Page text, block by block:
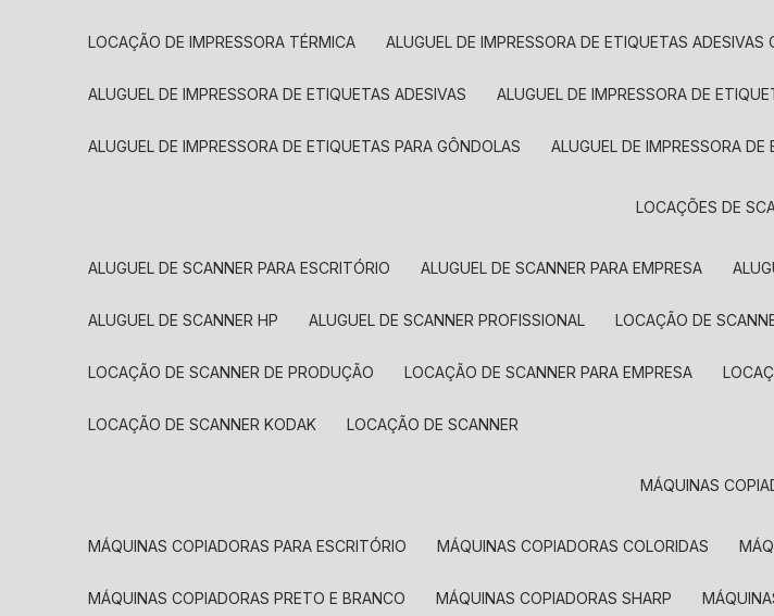
LOCAÇÃO DE IMPRESSORA TÉRMICA ALUGUEL DE IMPRESSORA DE ETIQUETAS ADESIVAS
ALUGUEL DE IMPRESSORA DE ETIQUETAS ADESIVAS ALUGUEL DE IMPRESSORA DE
ALUGUEL DE IMPRESSORA DE ETIQUETAS PARA GÔNDOLAS ALUGUEL DE IMPRESSORA
LOCAÇÕES DE
ALUGUEL DE SCANNER PARA ESCRITÓRIO ALUGUEL DE SCANNER PARA EMPRESA
ALUGUEL DE SCANNER HP ALUGUEL DE SCANNER PROFISSIONAL LOCAÇÃO DE
LOCAÇÃO DE SCANNER DE PRODUÇÃO LOCAÇÃO DE SCANNER PARA EMPRESA
LOCAÇÃO DE SCANNER KODAK LOCAÇÃO DE SCANNER
MÁQUINAS
MÁQUINAS COPIADORAS PARA ESCRITÓRIO MÁQUINAS COPIADORAS COLORIDAS
MÁQUINAS COPIADORAS PRETO E BRANCO MÁQUINAS COPIADORAS SHARP